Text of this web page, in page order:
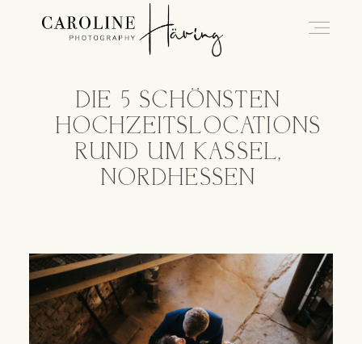
DIE 5 SCHÖNSTEN
HOCHZEITSLOCATIONS
RUND UM KASSEL,
NORDHESSEN
Hochzeitsfotografie Kassel
Caro
Blog